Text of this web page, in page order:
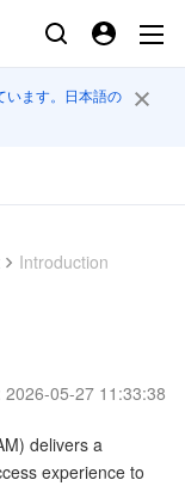
います。日本語の
Introduction
2026-05-27 11:33:38
delivers a
experience to